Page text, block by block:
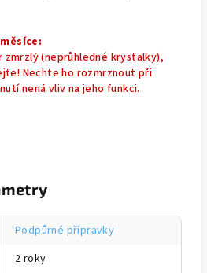
zmrzlý (neprůhledné krystalky),
Nechte ho rozmrznout při
nená vliv na jeho funkci.
Podpůrné přípravky
2 roky